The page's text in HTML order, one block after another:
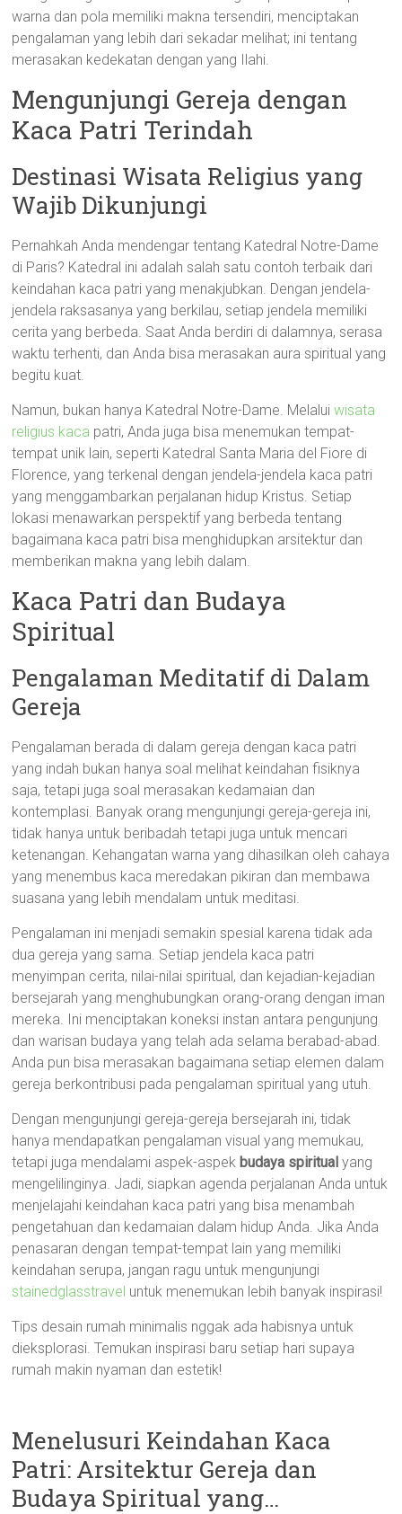
warna dan pola memiliki makna tersendiri, menciptakan
pengalaman yang lebih dari sekadar melihat; ini tentang
merasakan kedekatan dengan yang Ilahi.
Mengunjungi Gereja dengan
Kaca Patri Terindah
Destinasi Wisata Religius yang
Wajib Dikunjungi
Pernahkah Anda mendengar tentang Katedral Notre-Dame
di Paris? Katedral ini adalah salah satu contoh terbaik dari
keindahan kaca patri yang menakjubkan. Dengan jendela-
jendela raksasanya yang berkilau, setiap jendela memiliki
cerita yang berbeda. Saat Anda berdiri di dalamnya, serasa
waktu terhenti, dan Anda bisa merasakan aura spiritual yang
begitu kuat.
Namun, bukan hanya Katedral Notre-Dame. Melaluiwisata
religius kaca patri, Anda juga bisa menemukan tempat-
tempat unik lain, seperti Katedral Santa Maria del Fiore di
Florence, yang terkenal dengan jendela-jendela kaca patri
yang menggambarkan perjalanan hidup Kristus. Setiap
lokasi menawarkan perspektif yang berbeda tentang
bagaimana kaca patri bisa menghidupkan arsitektur dan
memberikan makna yang lebih dalam.
Kaca Patri dan Budaya
Spiritual
Pengalaman Meditatif di Dalam
Gereja
Pengalaman berada di dalam gereja dengan kaca patri
yang indah bukan hanya soal melihat keindahan fisiknya
saja, tetapi juga soal merasakan kedamaian dan
kontemplasi. Banyak orang mengunjungi gereja-gereja ini,
tidak hanya untuk beribadah tetapi juga untuk mencari
ketenangan. Kehangatan warna yang dihasilkan oleh cahaya
yang menembus kaca meredakan pikiran dan membawa
suasana yang lebih mendalam untuk meditasi.
Pengalaman ini menjadi semakin spesial karena tidak ada
dua gereja yang sama. Setiap jendela kaca patri
menyimpan cerita, nilai-nilai spiritual, dan kejadian-kejadian
bersejarah yang menghubungkan orang-orang dengan iman
mereka. Ini menciptakan koneksi instan antara pengunjung
dan warisan budaya yang telah ada selama berabad-abad.
Anda pun bisa merasakan bagaimana setiap elemen dalam
gereja berkontribusi pada pengalaman spiritual yang utuh.
Dengan mengunjungi gereja-gereja bersejarah ini, tidak
hanya mendapatkan pengalaman visual yang memukau,
tetapi juga mendalami aspek-aspek budaya spiritual yang
mengelilinginya. Jadi, siapkan agenda perjalanan Anda untuk
menjelajahi keindahan kaca patri yang bisa menambah
pengetahuan dan kedamaian dalam hidup Anda. Jika Anda
penasaran dengan tempat-tempat lain yang memiliki
keindahan serupa, jangan ragu untuk mengunjungi
stainedglasstravel untuk menemukan lebih banyak inspirasi!
Tips desain rumah minimalis nggak ada habisnya untuk
dieksplorasi. Temukan inspirasi baru setiap hari supaya
rumah makin nyaman dan estetik!
Menelusuri Keindahan Kaca
Patri: Arsitektur Gereja dan
Budaya Spiritual yang…